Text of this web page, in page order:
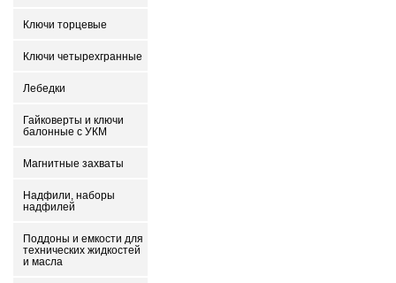
Ключи торцевые
Ключи четырехгранные
Лебедки
Гайковерты и ключи
балонные с УКМ
Магнитные захваты
Надфили, наборы
надфилей
Поддоны и емкости для
технических жидкостей
и масла